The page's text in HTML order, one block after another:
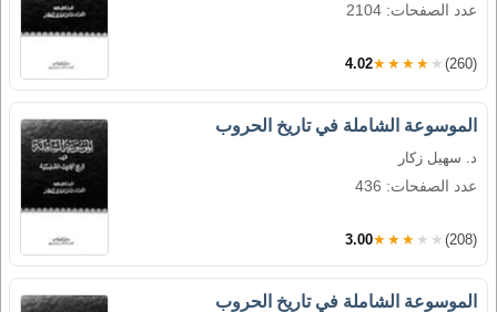
عدد الصفحات: 2104
4.02★★★★★ (260)
الموسوعة الشاملة في تاريخ الحروب
د. سهيل زكار
عدد الصفحات: 436
3.00★★★★★ (208)
الموسوعة الشاملة في تاريخ الحروب